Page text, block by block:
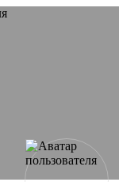
Artists.ru.